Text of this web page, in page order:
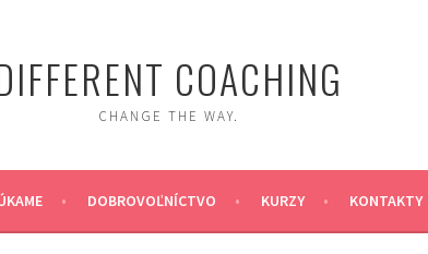
COACHING
CHANGE THE WAY.
DOBROVOĽNÍCTVO KURZY KONTAKTY